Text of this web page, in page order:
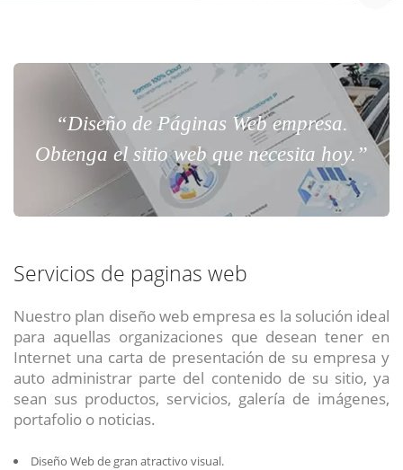
“Diseño de Páginas Web empresa.
Obtenga el sitio web que necesita hoy.”
Servicios de paginas web
Nuestro plan diseño web empresa es la solución ideal
para aquellas organizaciones que desean tener en
Internet una carta de presentación de su empresa y
auto administrar parte del contenido de su sitio, ya
sean sus productos, servicios, galería de imágenes,
portafolio o noticias.
Diseño Web de gran atractivo visual.